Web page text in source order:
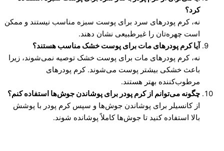
کرد؟
نه، کرم پودرهای سرد برای پوست سبزه مناسب نیستند و ممکن
است چهره‌تان را غیرطبیعی نشان دهند.
آیا کرم پودرهای مات برای پوست خشک مناسب هستند؟
نه، کرم پودرهای مات برای پوست خشک توصیه نمی‌شوند، زیرا
باعث خشکی بیشتر پوست می‌شوند. کرم پودرهای
مرطوب‌کننده بهتر هستند.
چگونه می‌توانم از کرم پودر برای پوشاندن جوش‌ها استفاده کنم؟
از کانسیلر برای پوشاندن جوش‌ها و سپس کرم پودر با پوشش
بالا استفاده کنید تا جوش‌ها کاملاً پوشانده شوند.